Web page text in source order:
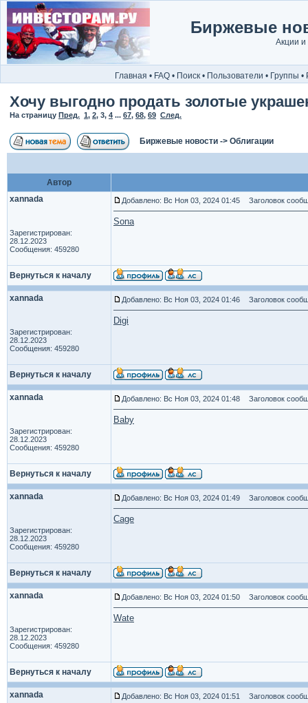
Биржевые
Акции и
Главная • FAQ • Поиск • Пользователи • Группы •
Хочу выгодно продать золотые
На страницу Пред. 1, 2, 3, 4 ... 67, 68, 69 След.
Биржевые новости -> Облигации
Автор
xannada
Зарегистрирован:
28.12.2023
Сообщения: 459280
Добавлено: Вс Ноя 03, 2024 01:45 Заголовок
Sona
Вернуться к началу
xannada
Зарегистрирован:
28.12.2023
Сообщения: 459280
Добавлено: Вс Ноя 03, 2024 01:46 Заголовок
Digi
Вернуться к началу
xannada
Зарегистрирован:
28.12.2023
Сообщения: 459280
Добавлено: Вс Ноя 03, 2024 01:48 Заголовок
Baby
Вернуться к началу
xannada
Зарегистрирован:
28.12.2023
Сообщения: 459280
Добавлено: Вс Ноя 03, 2024 01:49 Заголовок
Cage
Вернуться к началу
xannada
Зарегистрирован:
28.12.2023
Сообщения: 459280
Добавлено: Вс Ноя 03, 2024 01:50 Заголовок
Wate
Вернуться к началу
xannada Добавлено: Вс Ноя 03, 2024 01:51 Заголовок